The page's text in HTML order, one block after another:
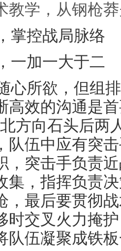
教学，从钢枪
掌控战局脉络
一加一大于二
心所欲，但组
高效的沟通是
方向石头后两
队伍中应有突
，突击手负责
集，指挥负责
，最后要贯彻
时交叉火力掩
队伍凝聚成铁